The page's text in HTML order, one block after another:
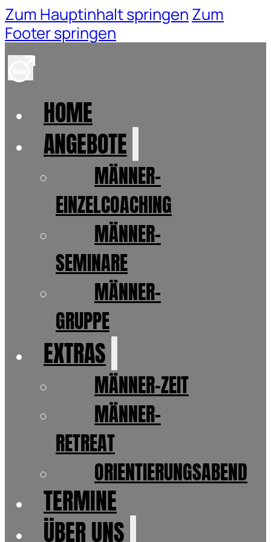
Zum Hauptinhalt springen Zum
Footer springen
HOME
ANGEBOTE
MÄNNER-
EINZELCOACHING
MÄNNER-
SEMINARE
MÄNNER-
GRUPPE
EXTRAS
MÄNNER-ZEIT
MÄNNER-
RETREAT
ORIENTIERUNGSABEND
TERMINE
ÜBER UNS